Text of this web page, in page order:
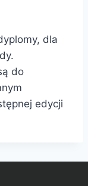
dla
do
edycji